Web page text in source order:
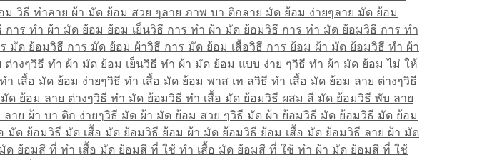
ม วิธี ทําลาย ผ้า มัด ย้อม สวย ๆลาย ภาพ บา ติกลาย มัด ย้อม ง่ายๆลาย มัด ย้อม
การ ทํา ผ้า มัด ย้อม ย้อม เย็นวิธี การ ทำ ผ้า มัด ย้อมวิธี การ ทำ มัด ย้อมวิธี การ ทำ
มัด ย้อมวิธี การ มัด ย้อม ผ้าวิธี การ มัด ย้อม เสื้อวิธี การ ย้อม ผ้า มัด ย้อมวิธี ทํา ผ้า
างๆวิธี ทํา ผ้า มัด ย้อม เย็นวิธี ทํา ผ้า มัด ย้อม แบบ ง่าย ๆวิธี ทํา ผ้า มัด ย้อม ไม่ ให้
า เสื้อ มัด ย้อม ง่ายๆวิธี ทํา เสื้อ มัด ย้อม พาส เท ลวิธี ทํา เสื้อ มัด ย้อม ลาย ต่างๆวิธี
ด ย้อม ลาย ต่างๆวิธี ทำ มัด ย้อมวิธี ทำ เสื้อ มัด ย้อมวิธี ผสม สี มัด ย้อมวิธี พับ ลาย
าย ผ้า บา ติก ง่ายๆวิธี มัด ผ้า มัด ย้อม สวย ๆวิธี มัด ผ้า ย้อมวิธี มัด ย้อมวิธี มัด ย้อม
มัด ย้อมวิธี มัด เสื้อ มัด ย้อมวิธี ย้อม ผ้า มัด ย้อมวิธี ย้อม เสื้อ มัด ย้อมวิธี ลาย ผ้า มัด
ด ย้อมสี ที่ ทำ เสื้อ มัด ย้อมสี ที่ ใช้ ทํา เสื้อ มัด ย้อมสี ที่ ใช้ ทำ ผ้า มัด ย้อมสี ที่ ใช้